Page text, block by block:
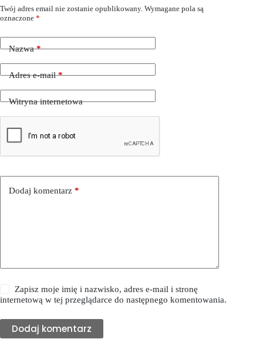
Twój adres email nie zostanie opublikowany. Wymagane pola są
oznaczone *
Nazwa*
Adres e-mail*
Witryna internetowa
Dodaj komentarz *
Zapisz moje imię i nazwisko, adres e-mail i stronę
internetową w tej przeglądarce do następnego komentowania.
Dodaj komentarz